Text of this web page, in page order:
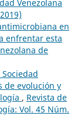
Venezolana
en
enfrentar esta
de
de evolución y
, Revista de
Vol. 45 Núm.